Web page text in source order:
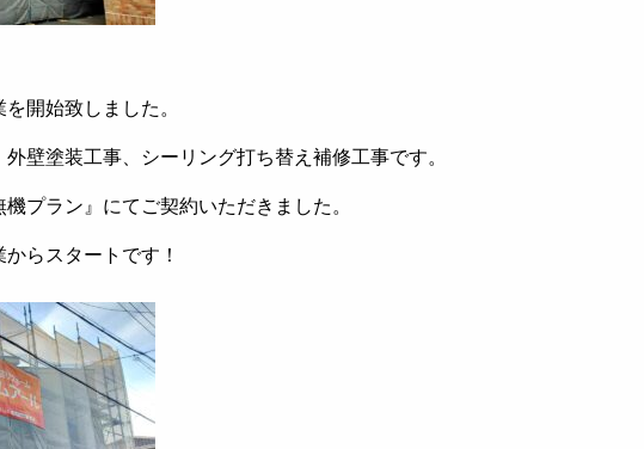
開始致しました。
壁塗装工事、シーリング打ち替え補修工事です。
プラン』にてご契約いただきました。
らスタートです！